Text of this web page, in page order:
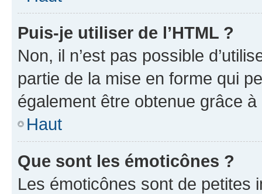
Puis-je utiliser de l’HTML ?
Non, il n’est pas possible
partie de la mise en forme qui
également être obtenue grâce à
Haut
Que sont les émoticônes ?
Les émoticônes sont de petites